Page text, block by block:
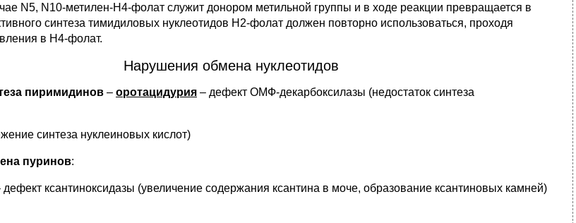
N5, N10-метилен-Н4-фолат служит донором метильной группы и в ходе реакции превращается в
синтеза тимидиловых нуклеотидов Н2-фолат должен повторно использоваться, проходя
в Н4-фолат.
Нарушения обмена нуклеотидов
пиримидинов – оротацидурия – дефект ОМФ-декарбоксилазы (недостаток синтеза
синтеза нуклеиновых кислот)
пуринов:
дефект ксантиноксидазы (увеличение содержания ксантина в моче, образование ксантиновых камней)